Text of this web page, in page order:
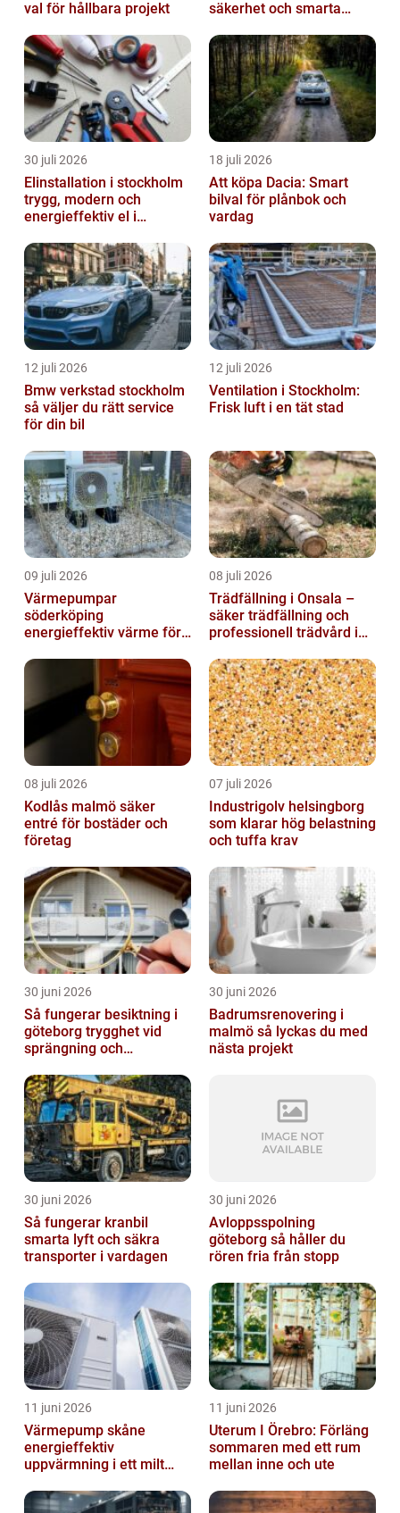
val för hållbara projekt
säkerhet och smarta
30 juli 2026
Elinstallation i stockholm
trygg, modern och
energieffektiv el i
18 juli 2026
Att köpa Dacia: Smart
bilval för plånbok och
vardag
12 juli 2026
Bmw verkstad stockholm
så väljer du rätt service
för din bil
12 juli 2026
Ventilation i Stockholm:
Frisk luft i en tät stad
09 juli 2026
Värmepumpar
söderköping
energieffektiv värme för
08 juli 2026
Trädfällning i Onsala –
säker trädfällning och
professionell trädvård i
08 juli 2026
Kodlås malmö säker
entré för bostäder och
företag
07 juli 2026
Industrigolv helsingborg
som klarar hög belastning
och tuffa krav
30 juni 2026
Så fungerar besiktning i
göteborg trygghet vid
sprängning och
30 juni 2026
Badrumsrenovering i
malmö så lyckas du med
nästa projekt
30 juni 2026
Så fungerar kranbil
smarta lyft och säkra
transporter i vardagen
30 juni 2026
Avloppsspolning
göteborg så håller du
rören fria från stopp
11 juni 2026
Värmepump skåne
energieffektiv
uppvärmning i ett milt
11 juni 2026
Uterum I Örebro: Förläng
sommaren med ett rum
mellan inne och ute